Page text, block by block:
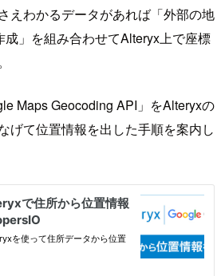
えわかるデータがあれば「外部の地
」を組み合わせてAlteryx上で座標
Maps Geocoding API」をAlteryxの
げて位置情報を出した手順を案内し